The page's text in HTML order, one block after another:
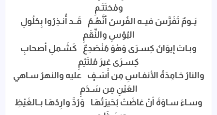
ومُختَتَـمِ
يَــومٌ تَفَرَّسَ فيــه الفُرسُ أنَّهُـمُ قَــد أُنـذِرُوا بِحُلُولِ
البُؤسِ والنِّقَمِ
وبـاتَ إيوَانُ كِسـرَى وَهْوَ مُنْصَدِعٌ كَشَـملِ أصحابِ
كِسـرَى غيرَ مُلتَئِمِ
والنارُ خـامِدَةُ الأنفـاسِ مِن أَسَـفٍ عليه والنهرُ سـاهي
العَيْنِ مِن سَـدَمِ
وسـاءَ سـاوَةَ أنْ غاضَتْ بُحَيرَتُهَـا وَرُدَّ وارِدُهَـا بــالغَيْظِ